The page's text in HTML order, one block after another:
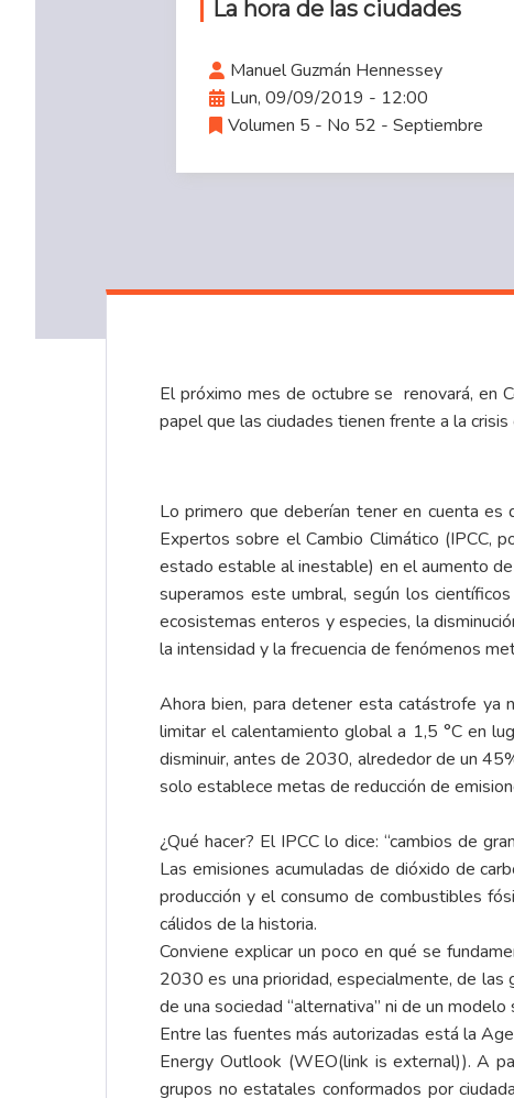
La hora de las ciudades
Manuel Guzmán Hennessey
Lun, 09/09/2019 - 12:00
Volumen 5 - No 52 - Septiembre
El próximo mes de octubre se renovará, en
papel que las ciudades tienen frente a la crisis
Lo primero que deberían tener en cuenta
Expertos sobre el Cambio Climático (IPCC,
estado estable al inestable) en el aumento
superamos este umbral, según los
ecosistemas enteros y especies, la
la intensidad y la frecuencia de fenómenos
Ahora bien, para detener esta catástrofe ya
limitar el calentamiento global a 1,5 °C en
disminuir, antes de 2030, alrededor de un
solo establece metas de reducción de
¿Qué hacer? El IPCC lo dice: “cambios de
Las emisiones acumuladas de dióxido de
producción y el consumo de combustibles
cálidos de la historia.
Conviene explicar un poco en qué se
2030 es una prioridad, especialmente, de las
de una sociedad “alternativa” ni de un
Entre las fuentes más autorizadas está la
Energy Outlook (WEO(link is external)). A
grupos no estatales conformados por